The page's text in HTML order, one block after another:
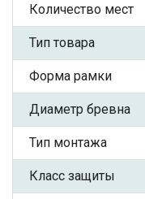
Количество мест
Тип товара
Форма рамки
Диаметр бревна
Тип монтажа
Класс защиты